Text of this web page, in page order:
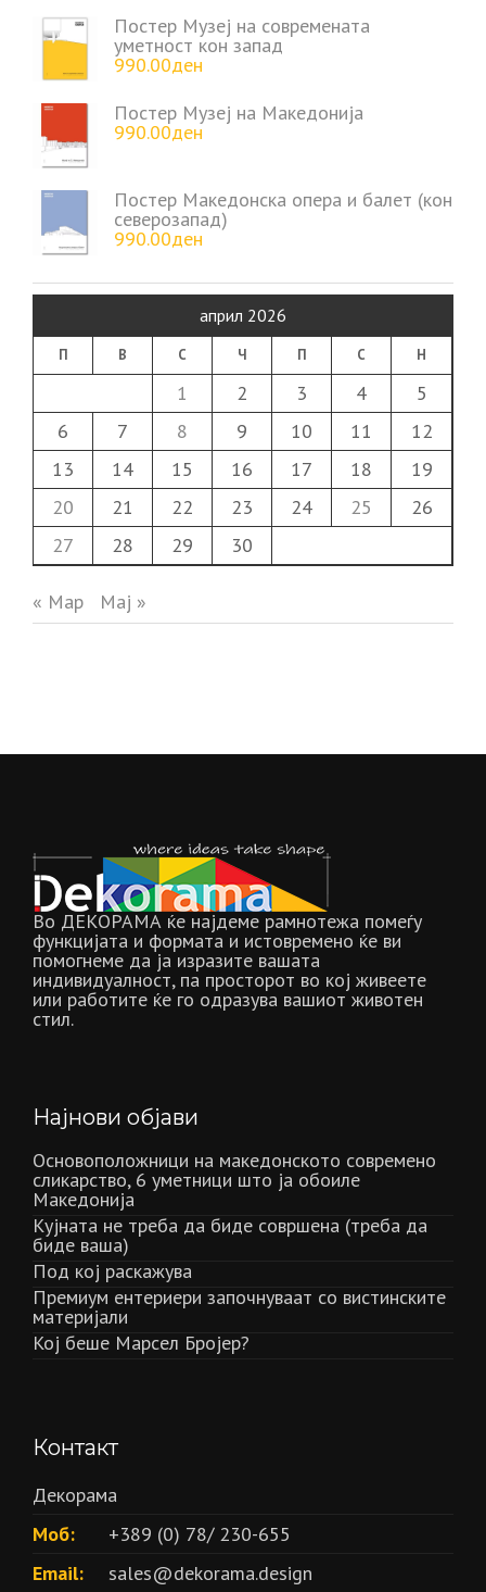
Постер Музеј на современата
уметност кон запад
990.00ден
Постер Музеј на Македонија
990.00ден
Постер Македонска опера и балет (кон
северозапад)
990.00ден
април 2026
П В С Ч П С Н
1 2 3 4
5
6
7 8 9 10 11
12
13
14 15 16 17 18
19
20
21 22 23 24 25
26
27
28 29 30
« Мар Мај »
Во ДЕКОРАМА ќе најдеме рамнотежа помеѓу
функцијата и формата и истовремено ќе ви
помогнеме да ја изразите вашата
индивидуалност, па просторот во кој живеете
или работите ќе го одразува вашиот животен
стил.
Најнови објави
Основоположници на македонското современо
сликарство, 6 уметници што ја обоиле
Македонија
Кујната не треба да биде совршена (треба да
биде ваша)
Под кој раскажува
Премиум ентериери започнуваат со вистинските
материјали
Кој беше Марсел Бројер?
Контакт
Декорама
Моб:
+389 (0) 78/ 230-655
Email:
sales@dekorama.design